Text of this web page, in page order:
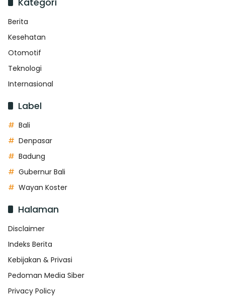
Berita
Kesehatan
Otomotif
Teknologi
Internasional
Label
Bali
Denpasar
Badung
Gubernur Bali
Wayan Koster
Halaman
Disclaimer
Indeks Berita
Kebijakan & Privasi
Pedoman Media Siber
Privacy Policy